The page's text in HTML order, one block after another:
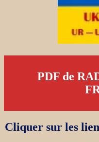
PDF de
Cliquer sur les